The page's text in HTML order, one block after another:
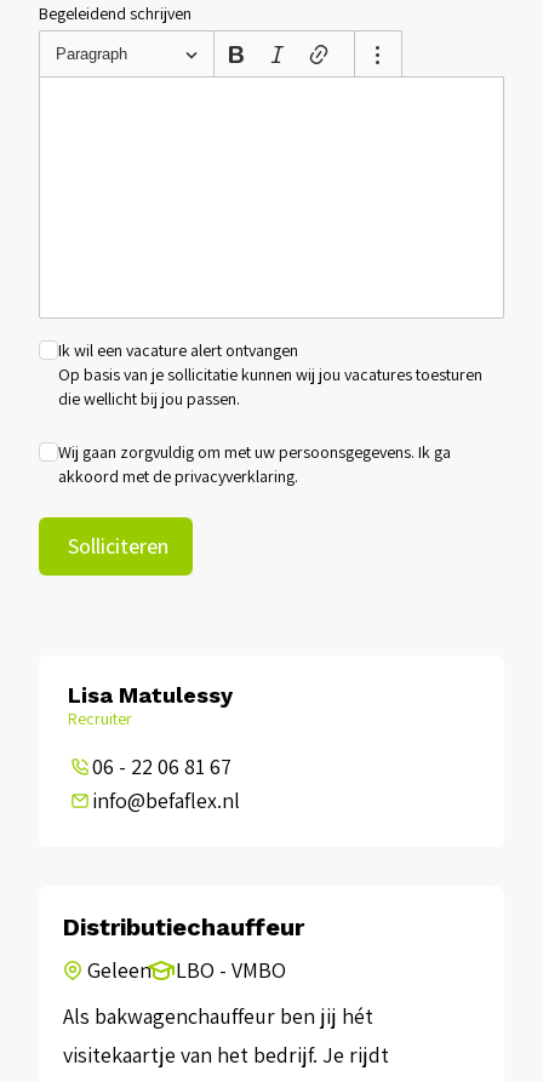
Begeleidend schrijven
Paragraph
Ik wil een vacature alert ontvangen
Op basis van je sollicitatie kunnen wij jou vacatures toesturen
die wellicht bij jou passen.
Wij gaan zorgvuldig om met uw persoonsgegevens. Ik ga
akkoord met deprivacyverklaring.
Solliciteren
Lisa Matulessy
Recruiter
06 - 22 06 81 67
info@befaflex.nl
Distributiechauffeur
Geleen
LBO - VMBO
Als bakwagenchauffeur ben jij hét
visitekaartje van het bedrijf. Je rijdt